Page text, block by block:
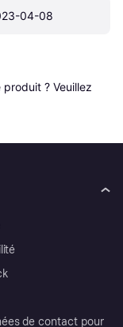
04-08
? Veuillez
de contact pour